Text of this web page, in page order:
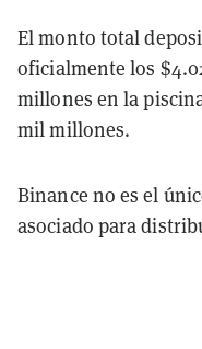
El monto total
oficialmente los
millones en la
mil millones.
Binance no es el
asociado para